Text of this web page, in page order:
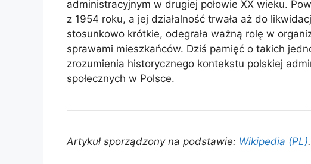
administracyjnym w drugiej połowie XX wieku.
z 1954 roku, a jej działalność trwała aż do
stosunkowo krótkie, odegrała ważną rolę w
sprawami mieszkańców. Dziś pamięć o takich
zrozumienia historycznego kontekstu polskiej
społecznych w Polsce.
Artykuł sporządzony na podstawie: Wikipedia (PL).